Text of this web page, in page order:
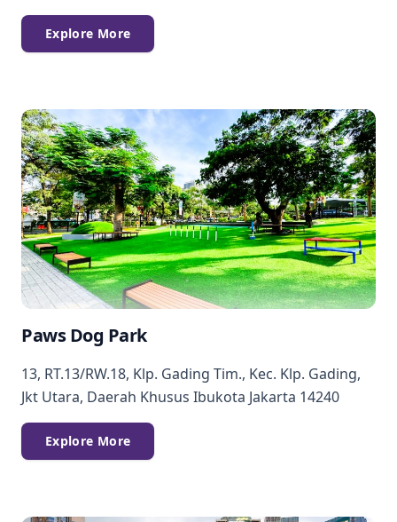
Explore More
Paws Dog Park
13, RT.13/RW.18, Klp. Gading Tim., Kec. Klp. Gading,
Jkt Utara, Daerah Khusus Ibukota Jakarta 14240
Explore More